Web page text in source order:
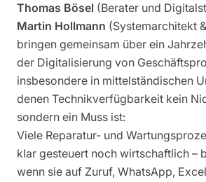
Thomas Bösel (Berater und
Martin Hollmann (Systemarchitekt
bringen gemeinsam über ein
der Digitalisierung von
insbesondere in mittelständischen
denen Technikverfügbarkeit kein
sondern ein Muss ist:
Viele Reparatur- und
klar gesteuert noch wirtschaftlich –
wenn sie auf Zuruf, WhatsApp,